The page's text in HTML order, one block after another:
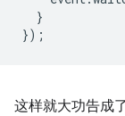
}
});
这样就大功告成